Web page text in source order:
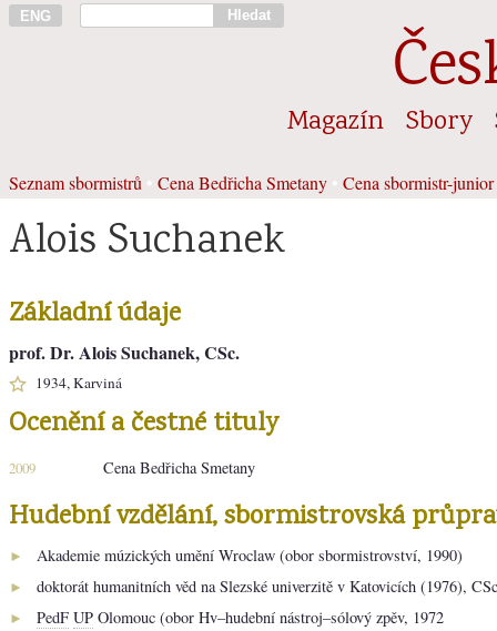
ENG Hledat
Magazín Sbory
Seznam sbormistrů Cena Bedřicha Smetany Cena sbormistr-junior
Alois Suchanek
Základní údaje
prof. Dr. Alois Suchanek, CSc.
1934, Karviná
Ocenění a čestné tituly
2009 Cena Bedřicha Smetany
Hudební vzdělání, sbormistrovská
► Akademie múzických umění Wroclaw (obor sbormistrovství, 1990)
► doktorát humanitních věd na Slezské univerzitě v Katovicích (1976),
► PedF UP Olomouc (obor Hv–hudební nástroj–sólový zpěv, 1972